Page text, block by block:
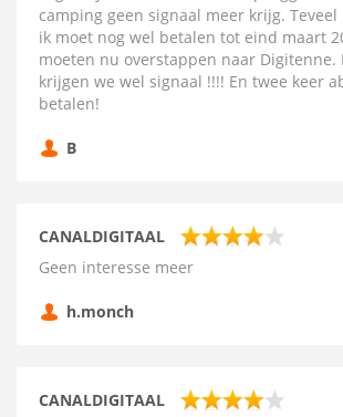
camping geen signaal meer krijg.
ik moet nog wel betalen tot eind maart
moeten nu overstappen naar Digitenne.
krijgen we wel signaal !!!! En twee keer
betalen!
B
CANALDIGITAAL
Geen interesse meer
h.monch
CANALDIGITAAL